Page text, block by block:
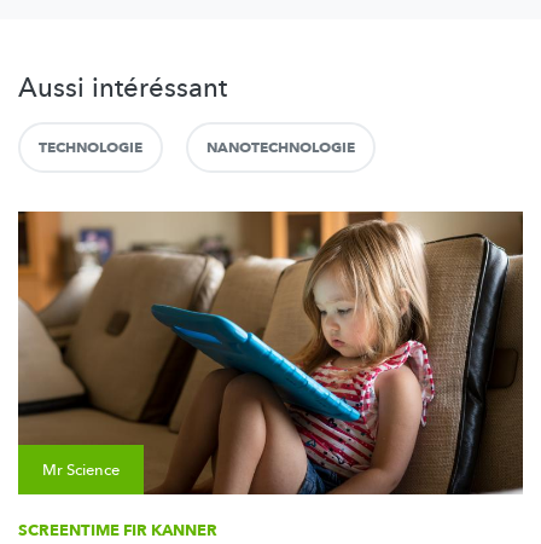
Aussi intéréssant
TECHNOLOGIE NANOTECHNOLOGIE
Mr Science
SCREENTIME FIR KANNER